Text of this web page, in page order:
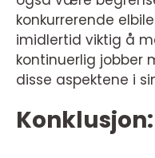
konkurrerende
imidlertid viktig å
kontinuerlig jobber
disse aspektene i
Konklusjon: